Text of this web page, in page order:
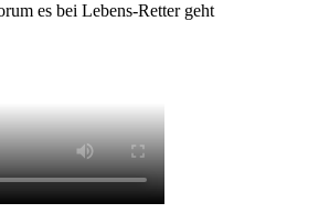
es bei Lebens-Retter geht